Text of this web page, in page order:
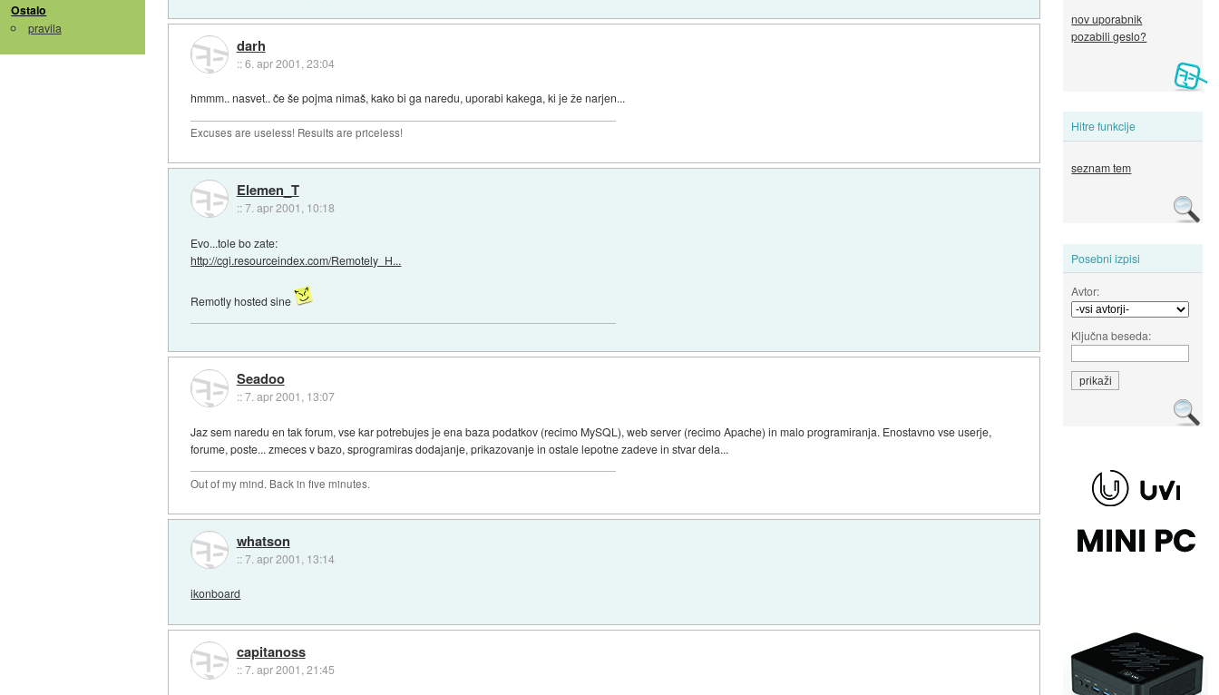
Ostalo
pravila
nov uporabnik
pozabili geslo?
Hitre funkcije
seznam tem
Posebni izpisi
Avtor:
Ključna beseda:
darh
::6. apr 2001, 23:04
hmmm.. nasvet.. če še pojma nimaš, kako bi ga naredu, uporabi kakega, ki je že narjen...
Excuses are useless! Results are priceless!
Elemen_T
::7. apr 2001, 10:18
Evo...tole bo zate:
http://cgi.resourceindex.com/Remotely_H...
Remotly hosted sine
Seadoo
::7. apr 2001, 13:07
Jaz sem naredu en tak forum, vse kar potrebujes je ena baza podatkov (recimo MySQL), web server (recimo Apache) in malo programiranja. Enostavno vse userje,
forume, poste... zmeces v bazo, sprogramiras dodajanje, prikazovanje in ostale lepotne zadeve in stvar dela...
Out of my mind. Back in five minutes.
whatson
::7. apr 2001, 13:14
ikonboard
capitanoss
::7. apr 2001, 21:45